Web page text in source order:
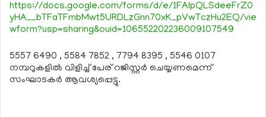
https://docs.google.com/forms/d/e/1FAIpQLSdeeFrZ0
yHA__bTFaTFmbMwt5URDLzGnn70xK_pVwTczHu2EQ/vie
wform?usp=sharing&ouid=106552202236009107549
5557 6490 , 5584 7852 , 7794 8395 , 5546 0107
നമ്പറുകളില്‍ വിളിച്ച് പേര് റജിസ്റ്റര്‍ ചെയ്യണമെന്ന്
സംഘാടകര്‍ ആവശ്യപ്പെട്ടു.